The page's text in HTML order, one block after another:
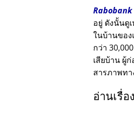
Rabobank
อยู่ ดังนั้นดู
ในบ้านของ
กว่า
เสียบ้าน ผู้
สารภาพทา
อ่านเรื่อ